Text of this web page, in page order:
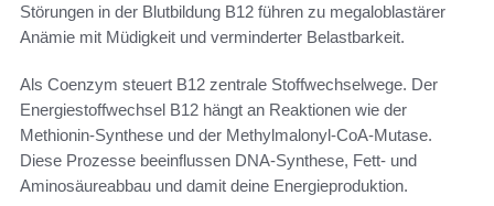
Störungen in der Blutbildung B12 führen zu megaloblastärer
Anämie mit Müdigkeit und verminderter Belastbarkeit.
Als Coenzym steuert B12 zentrale Stoffwechselwege. Der
Energiestoffwechsel B12 hängt an Reaktionen wie der
Methionin-Synthese und der Methylmalonyl-CoA-Mutase.
Diese Prozesse beeinflussen DNA-Synthese, Fett- und
Aminosäureabbau und damit deine Energieproduktion.